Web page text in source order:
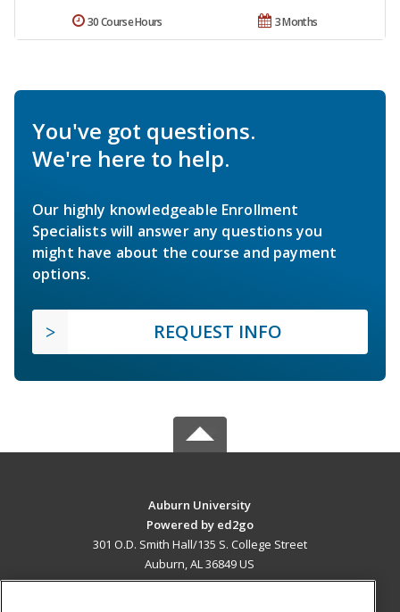
3 Months
30 Course Hours
You've got questions.
We're here to help.
Our highly knowledgeable Enrollment
Specialists will answer any questions you
might have about the course and payment
options.
REQUEST INFO
Auburn University
Powered by ed2go
301 O.D. Smith Hall/135 S. College Street
Auburn, AL 36849 US